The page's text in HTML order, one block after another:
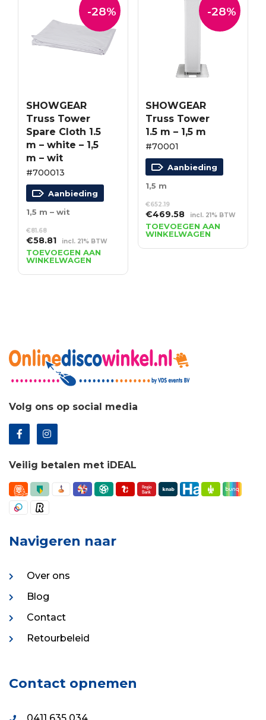
-28%
SHOWGEAR
Truss Tower
Spare Cloth 1.5
m – white – 1,5
m – wit
#700013
Aanbieding
1,5 m – wit
€81.68
Oorspronkelijke
prijs
was:
€81.68.
€58.81Huidige
prijs
is:
€58.81.
incl. 21% BTW
TOEVOEGEN AAN
WINKELWAGEN
-28%
SHOWGEAR
Truss Tower
1.5 m – 1,5 m
#70001
Aanbieding
1,5 m
€652.19
Oorspronkelijke
prijs
was:
€652.19.
€469.58Huidige
prijs
is:
€469.58.
incl. 21% BTW
TOEVOEGEN AAN
WINKELWAGEN
Volg ons op social media
Veilig betalen met iDEAL
Navigeren naar
Over ons
Blog
Contact
Retourbeleid
Contact opnemen